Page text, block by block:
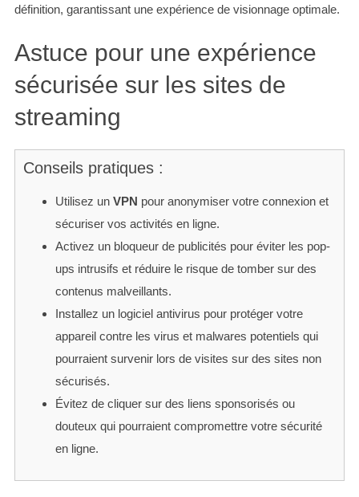
définition, garantissant une expérience de visionnage optimale.
Astuce pour une expérience
sécurisée sur les sites de
streaming
Conseils pratiques :
Utilisez un VPN pour anonymiser votre connexion et
sécuriser vos activités en ligne.
Activez un bloqueur de publicités pour éviter les pop-
ups intrusifs et réduire le risque de tomber sur des
contenus malveillants.
Installez un logiciel antivirus pour protéger votre
appareil contre les virus et malwares potentiels qui
pourraient survenir lors de visites sur des sites non
sécurisés.
Évitez de cliquer sur des liens sponsorisés ou
douteux qui pourraient compromettre votre sécurité
en ligne.